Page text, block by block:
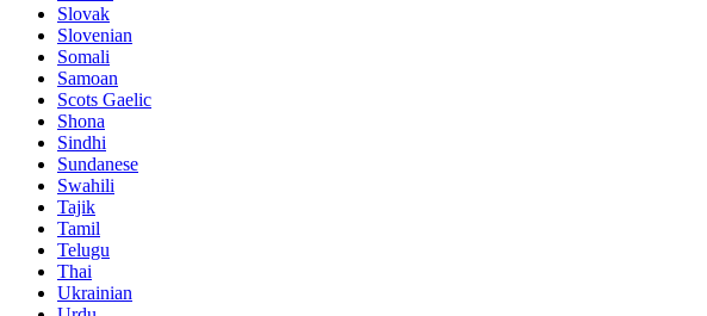
Slovak
Slovenian
Somali
Samoan
Scots Gaelic
Shona
Sindhi
Sundanese
Swahili
Tajik
Tamil
Telugu
Thai
Ukrainian